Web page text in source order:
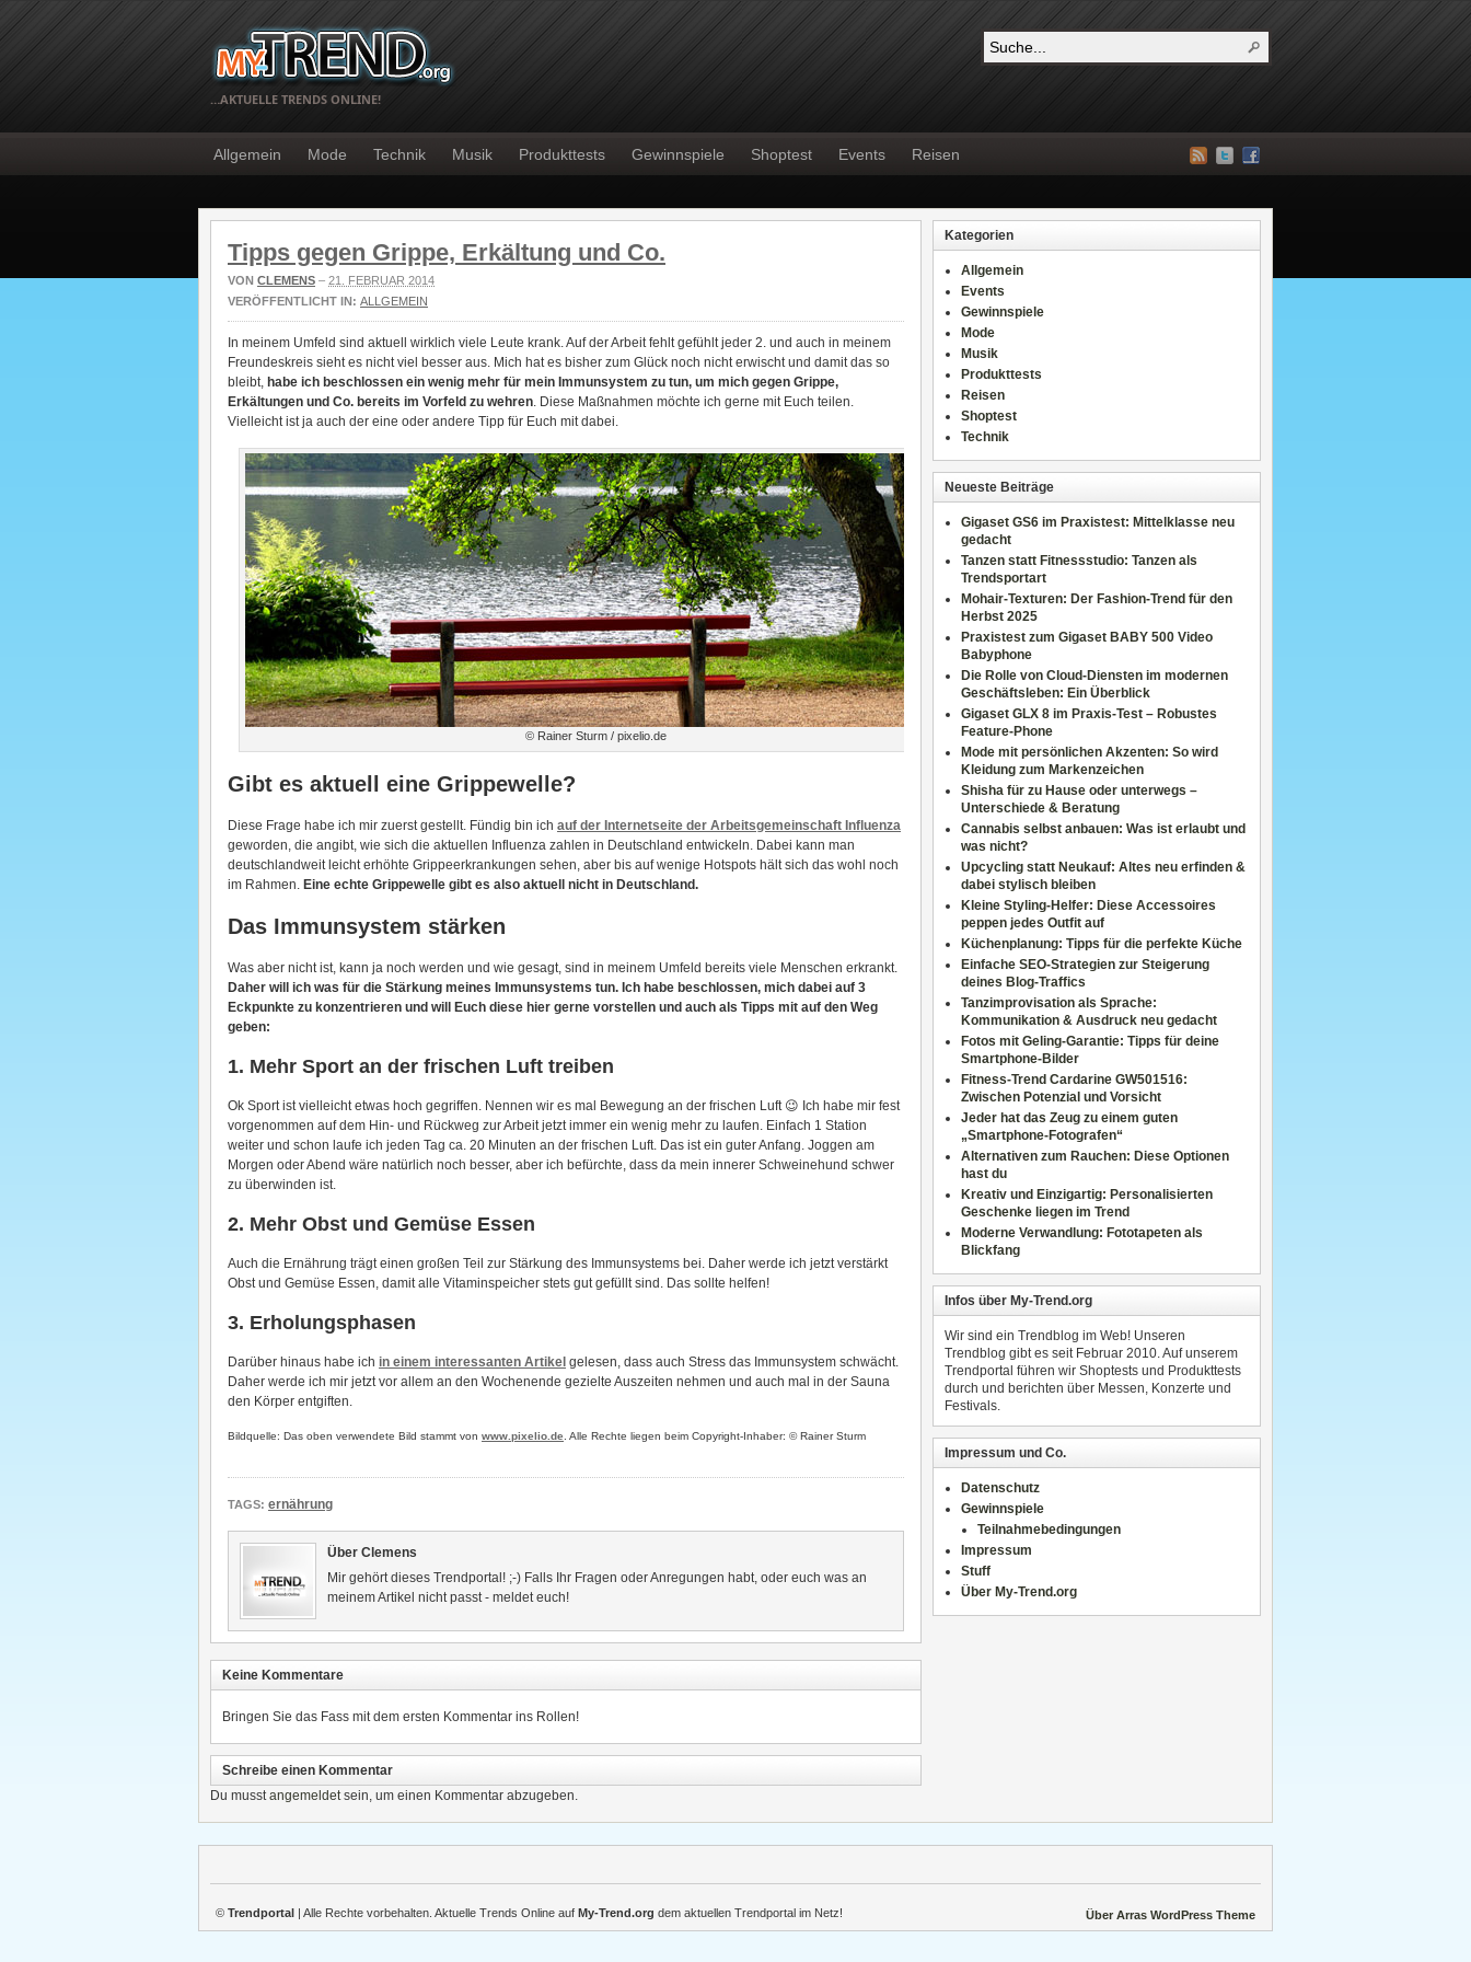
…AKTUELLE TRENDS ONLINE!
Allgemein Mode Technik Musik Produkttests Gewinnspiele Shoptest Events Reisen
Tipps gegen Grippe, Erkältung und Co.
VON CLEMENS – 21. FEBRUAR 2014
VERÖFFENTLICHT IN: ALLGEMEIN
In meinem Umfeld sind aktuell wirklich viele Leute krank. Auf der Arbeit fehlt gefühlt jeder 2. und auch in meinem
Freundeskreis sieht es nicht viel besser aus. Mich hat es bisher zum Glück noch nicht erwischt und damit das so
bleibt, habe ich beschlossen ein wenig mehr für mein Immunsystem zu tun, um mich gegen Grippe,
Erkältungen und Co. bereits im Vorfeld zu wehren. Diese Maßnahmen möchte ich gerne mit Euch teilen.
Vielleicht ist ja auch der eine oder andere Tipp für Euch mit dabei.
© Rainer Sturm / pixelio.de
Gibt es aktuell eine Grippewelle?
Diese Frage habe ich mir zuerst gestellt. Fündig bin ich auf der Internetseite der Arbeitsgemeinschaft Influenza
geworden, die angibt, wie sich die aktuellen Influenza zahlen in Deutschland entwickeln. Dabei kann man
deutschlandweit leicht erhöhte Grippeerkrankungen sehen, aber bis auf wenige Hotspots hält sich das wohl noch
im Rahmen. Eine echte Grippewelle gibt es also aktuell nicht in Deutschland.
Das Immunsystem stärken
Was aber nicht ist, kann ja noch werden und wie gesagt, sind in meinem Umfeld bereits viele Menschen erkrankt.
Daher will ich was für die Stärkung meines Immunsystems tun. Ich habe beschlossen, mich dabei auf 3
Eckpunkte zu konzentrieren und will Euch diese hier gerne vorstellen und auch als Tipps mit auf den Weg
geben:
1. Mehr Sport an der frischen Luft treiben
Ok Sport ist vielleicht etwas hoch gegriffen. Nennen wir es mal Bewegung an der frischen Luft 😉 Ich habe mir fest
vorgenommen auf dem Hin- und Rückweg zur Arbeit jetzt immer ein wenig mehr zu laufen. Einfach 1 Station
weiter und schon laufe ich jeden Tag ca. 20 Minuten an der frischen Luft. Das ist ein guter Anfang. Joggen am
Morgen oder Abend wäre natürlich noch besser, aber ich befürchte, dass da mein innerer Schweinehund schwer
zu überwinden ist.
2. Mehr Obst und Gemüse Essen
Auch die Ernährung trägt einen großen Teil zur Stärkung des Immunsystems bei. Daher werde ich jetzt verstärkt
Obst und Gemüse Essen, damit alle Vitaminspeicher stets gut gefüllt sind. Das sollte helfen!
3. Erholungsphasen
Darüber hinaus habe ich in einem interessanten Artikel gelesen, dass auch Stress das Immunsystem schwächt.
Daher werde ich mir jetzt vor allem an den Wochenende gezielte Auszeiten nehmen und auch mal in der Sauna
den Körper entgiften.
Bildquelle: Das oben verwendete Bild stammt von www.pixelio.de . Alle Rechte liegen beim Copyright-Inhaber: © Rainer Sturm
TAGS: ernährung
Über Clemens
Mir gehört dieses Trendportal! ;-) Falls Ihr Fragen oder Anregungen habt, oder euch was an
meinem Artikel nicht passt - meldet euch!
Keine Kommentare
Bringen Sie das Fass mit dem ersten Kommentar ins Rollen!
Schreibe einen Kommentar
Du musstangemeldetsein, um einen Kommentar abzugeben.
Kategorien
Allgemein
Events
Gewinnspiele
Mode
Musik
Produkttests
Reisen
Shoptest
Technik
Neueste Beiträge
Gigaset GS6 im Praxistest: Mittelklasse neu
gedacht
Tanzen statt Fitnessstudio: Tanzen als
Trendsportart
Mohair-Texturen: Der Fashion-Trend für den
Herbst 2025
Praxistest zum Gigaset BABY 500 Video
Babyphone
Die Rolle von Cloud-Diensten im modernen
Geschäftsleben: Ein Überblick
Gigaset GLX 8 im Praxis-Test – Robustes
Feature-Phone
Mode mit persönlichen Akzenten: So wird
Kleidung zum Markenzeichen
Shisha für zu Hause oder unterwegs –
Unterschiede & Beratung
Cannabis selbst anbauen: Was ist erlaubt und
was nicht?
Upcycling statt Neukauf: Altes neu erfinden &
dabei stylisch bleiben
Kleine Styling-Helfer: Diese Accessoires
peppen jedes Outfit auf
Küchenplanung: Tipps für die perfekte Küche
Einfache SEO-Strategien zur Steigerung
deines Blog-Traffics
Tanzimprovisation als Sprache:
Kommunikation & Ausdruck neu gedacht
Fotos mit Geling-Garantie: Tipps für deine
Smartphone-Bilder
Fitness-Trend Cardarine GW501516:
Zwischen Potenzial und Vorsicht
Jeder hat das Zeug zu einem guten
„Smartphone-Fotografen“
Alternativen zum Rauchen: Diese Optionen
hast du
Kreativ und Einzigartig: Personalisierten
Geschenke liegen im Trend
Moderne Verwandlung: Fototapeten als
Blickfang
Infos über My-Trend.org
Wir sind ein Trendblog im Web! Unseren
Trendblog gibt es seit Februar 2010. Auf unserem
Trendportal führen wir Shoptests und Produkttests
durch und berichten über Messen, Konzerte und
Festivals.
Impressum und Co.
Datenschutz
Gewinnspiele
Teilnahmebedingungen
Impressum
Stuff
Über My-Trend.org
Über Arras WordPress Theme
© Trendportal | Alle Rechte vorbehalten. Aktuelle Trends Online auf My-Trend.org dem aktuellen Trendportal im Netz!